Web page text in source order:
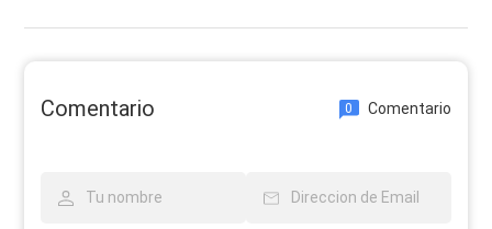
Comentario 0 Comentario